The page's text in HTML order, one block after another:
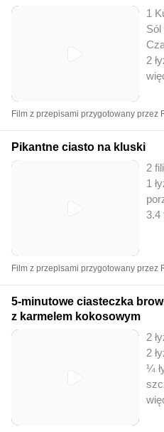
1
2
Film z przepisami przygotowany przez
Pikantne ciasto na kluski
2
1
3.4
Film z przepisami przygotowany przez
5-minutowe ciasteczka
z karmelem kokosowym
2
2
¼